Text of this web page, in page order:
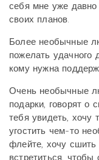
себя мне уже давно
своих планов.
Более необычные
пожелать удачного
кому нужна
Очень необычные
подарки, говорят о
тебя увидеть, хочу
угостить чем-то
флейте, хочу сшить
встретиться,